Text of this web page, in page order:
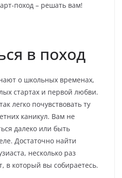
поход – решать вам!
в поход
о школьных временах,
стартах и первой любви.
легко почувствовать ту
каникул. Вам не
далеко или быть
Достаточно найти
несколько раз
в который вы собираетесь.